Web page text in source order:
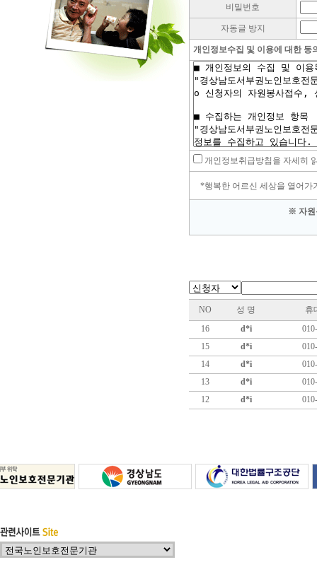
비밀번호
자동글 방지
개인정보수집 및 이용에 대한 동
개인정보취급방침을 자세히
*행복한 어르신 세상을 열어가
※ 자원
NO 성 명
휴
16
d*i
15
d*i
14
d*i
13
d*i
12
d*i